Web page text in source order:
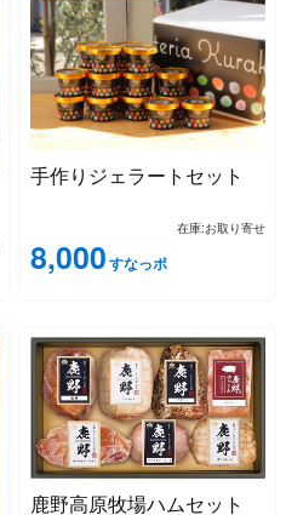
手作りジェラートセット
在庫:お取り寄せ
8,000すなっポ
鹿野高原牧場ハムセット